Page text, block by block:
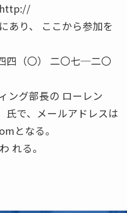
http://
り、 ここから参加を
四（〇） 二〇七─二〇
ング部長の ローレン
氏で、メールアドレスは
となる。
れる。